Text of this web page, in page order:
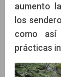
aumento
los
como así
prácticas